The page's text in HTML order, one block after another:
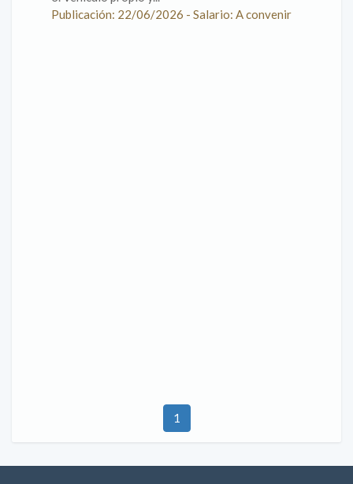
Publicación: 22/06/2026 - Salario: A convenir
1